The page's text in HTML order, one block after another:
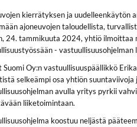
kierrätyksen ja uudelleenkäytön
ajoneuvojen taloudellista,
24. tammikuuta 2024, yhtiö
- vastuullisuusohjelman
Suomi Oy:n vastuullisuuspäällikkö
selkeämpi osa yhtiön
avulla yritys pyrkii
liiketoimintaan.
koostuu neljästä